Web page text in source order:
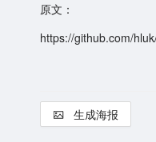
原文：
https://github.com/
生成海报